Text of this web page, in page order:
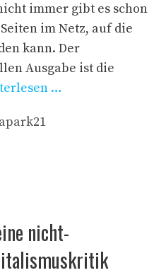
immer gibt es schon
im Netz, auf die
kann. Der
Ausgabe ist die
…
nicht-